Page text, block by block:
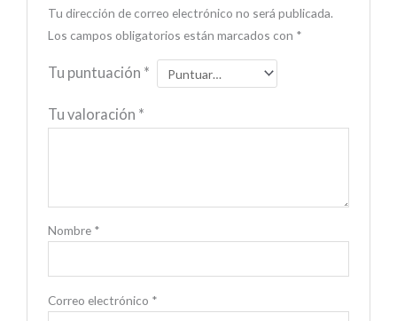
Tu dirección de correo electrónico no será publicada.
Los campos obligatorios están marcados con *
Tu puntuación *
Tu valoración *
Nombre *
Correo electrónico *